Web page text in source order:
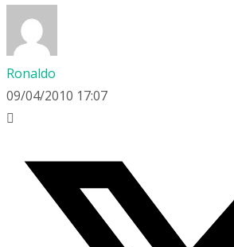
Ronaldo
09/04/2010 17:07